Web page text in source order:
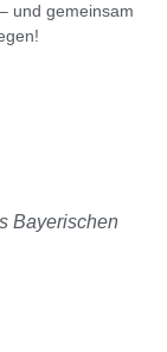
Bayerischen
und gemeinsam